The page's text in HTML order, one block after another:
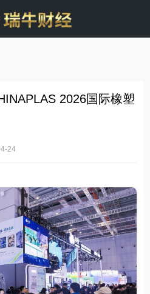
2026国际橡塑
24